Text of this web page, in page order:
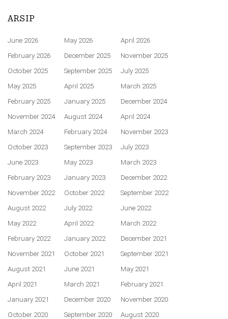
ARSIP
June 2026 May 2026
April 2026
February 2026
December 2025
November 2025
October 2025
September 2025
July 2025
May 2025
April 2025
March 2025
February 2025
January 2025
December 2024
November 2024
August 2024
April 2024
March 2024
February 2024
November 2023
October 2023
September 2023
July 2023
June 2023
May 2023
March 2023
February 2023
January 2023
December 2022
November 2022
October 2022
September 2022
August 2022
July 2022
June 2022
May 2022
April 2022
March 2022
February 2022
January 2022
December 2021
November 2021
October 2021
September 2021
August 2021
June 2021
May 2021
April 2021
March 2021
February 2021
January 2021
December 2020
November 2020
October 2020
September 2020
August 2020